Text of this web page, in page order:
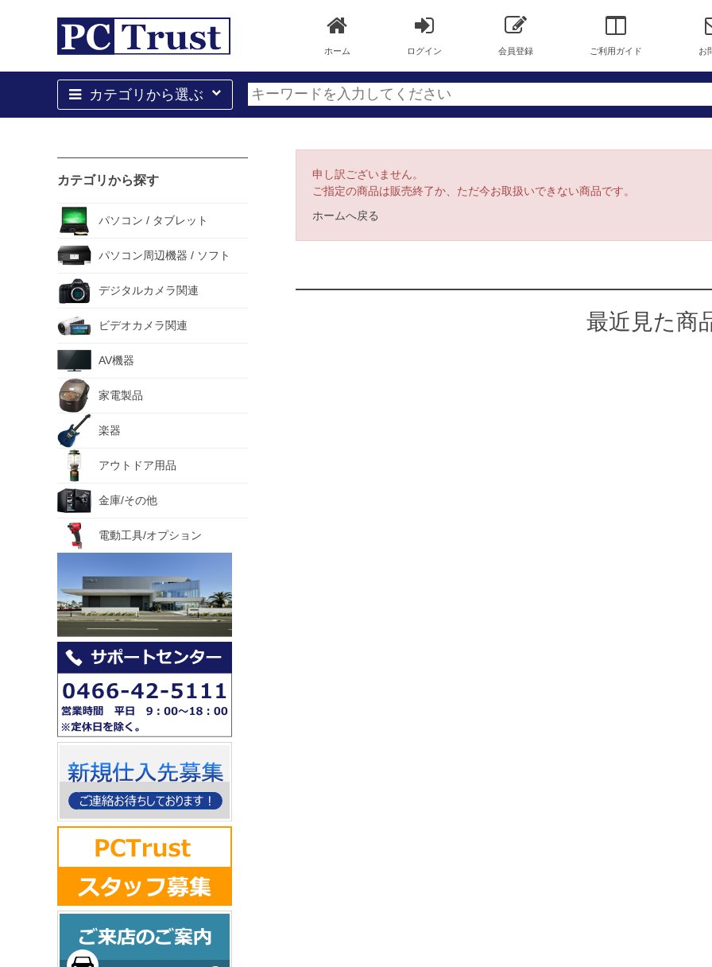
ホーム ログイン 会員登録 ご利用ガイド お
カテゴリから選ぶ
カテゴリから探す
パソコン / タブレット
パソコン周辺機器 / ソフト
デジタルカメラ関連
ビデオカメラ関連
AV機器
家電製品
楽器
アウトドア用品
金庫/その他
電動工具/オプション
申し訳ございません。
ご指定の商品は販売終了か、ただ今お取扱いできない商品です。
ホームへ戻る
最近見た商